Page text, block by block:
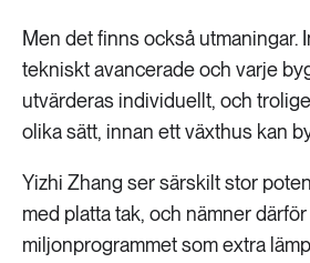
Men det finns också utmaningar.
tekniskt avancerade och varje
utvärderas individuellt, och
olika sätt, innan ett växthus kan
Yizhi Zhang ser särskilt stor
med platta tak, och nämner
miljonprogrammet som extra